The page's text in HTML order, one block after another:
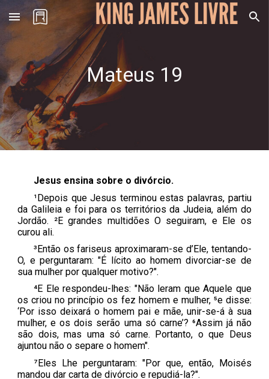
Skip to main content Skip to navigation
Mateus 1 9
Jesus ensina sobre o divórcio.
¹Depois que Jesus terminou estas palavras, partiu
da Galileia e foi para os territórios da Judeia, além do
Jordão. ²E grandes multidões O seguiram, e Ele os
curou ali.
³Então os fariseus aproximaram-se d’Ele, tentando-
O, e perguntaram: "É lícito ao homem divorciar-se de
sua mulher por qualquer motivo?".
⁴E Ele respondeu-lhes: "Não leram que Aquele que
os criou no princípio os fez homem e mulher, ⁵e disse:
‘Por isso deixará o homem pai e mãe, unir-se-á à sua
mulher, e os dois serão uma só carne’? ⁶Assim já não
são dois, mas uma só carne. Portanto, o que Deus
ajuntou não o separe o homem".
⁷Eles Lhe perguntaram: "Por que, então, Moisés
mandou dar carta de divórcio e repudiá-la?".